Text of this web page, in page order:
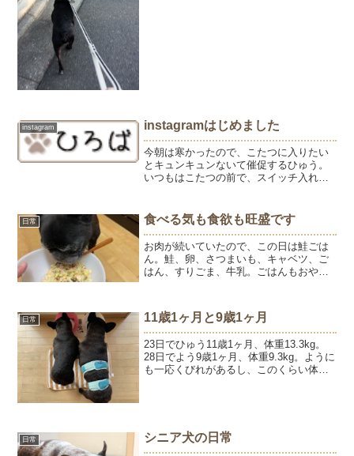
instagram instagramはじめました
今朝は寒かったので、こたつに入りたい
とキュンキュンないて催促するひゅう。
いつもはこたつの前で、スイッチ入れて
朝の日課。 #フレブル #コタツに入る犬 #
ひゅうのいる生活...
日常 食べる気も食欲も旺盛です
お肉が続いていたので、この日は鮭ごは
ん。鮭、卵、さつまいも、キャベツ、ご
はん、すりごま、牛乳。ごはんもおやつ
がかかるそうです。先生には減らなけれ
ばよいといわれました...
日常 11歳1ヶ月と9歳1ヶ月
23日でひゅう11歳1ヶ月、体重13.3kg。
28日でよう9歳1ヶ月、体重9.3kg。ように
も一応くびれがあるし、このくらい体重
日常 シニア犬の日常